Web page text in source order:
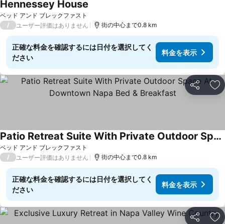
ベッド アンド ブレックファスト
Hennessey House
/ ユーザー評価はありません 街の中心まで0.8 km
正確な料金を確認するには日付を選択してく
ださい
料金を表示
シェア お
ベッド アンド ブレックファスト
Patio Retreat Suite With Private Outdoor Space At Downtown Napa Bed & Breakfast
料金を表示
/ ユーザー評価はありません 街の中心まで0.8 km
正確な料金を確認するには日付を選択してく
ださい
料金を表示
シェア